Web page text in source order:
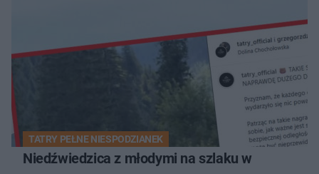
TATRY PEŁNE NIESPODZIANEK
Niedźwiedzica z młodymi na szlaku w